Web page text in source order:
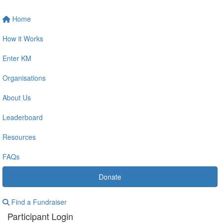
Home
How it Works
Enter KM
Organisations
About Us
Leaderboard
Resources
FAQs
Donate
Find a Fundraiser
Participant Login